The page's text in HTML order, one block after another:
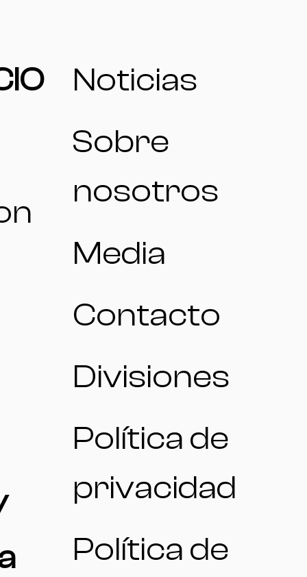
Noticias
Sobre
nosotros
Media
Contacto
Divisiones
Política de
privacidad
Política de